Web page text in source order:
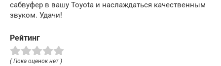
сабвуфер в вашу Toyota и наслаждаться качественным
звуком. Удачи!
Рейтинг
( Пока оценок нет )